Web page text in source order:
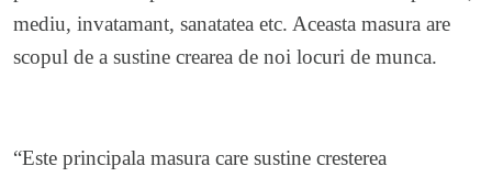
mediu, invatamant, sanatatea etc. Aceasta masura are
scopul de a sustine crearea de noi locuri de munca.
“Este principala masura care sustine cresterea